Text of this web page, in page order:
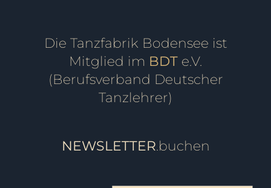
Die Tanzfabrik Bodensee ist
Mitglied im BDT e.V.
(Berufsverband Deutscher
Tanzlehrer)
NEWSLETTER.buchen